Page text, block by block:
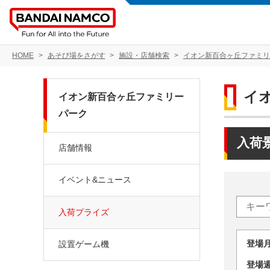
HOME あそび場をさがす 施設・店舗検索 イオン新百合ヶ丘ファミ
イ
入荷
登
登
イオン新百合ヶ丘ファミリー
パーク
店舗情報
イベント&ニュース
入荷プライズ
設置ゲーム機